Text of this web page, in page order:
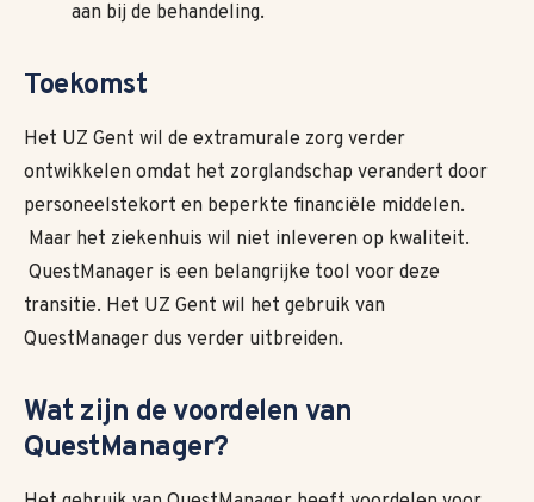
aan bij de behandeling.
Toekomst
Het UZ Gent wil de extramurale zorg verder
ontwikkelen omdat het zorglandschap verandert door
personeelstekort en beperkte financiële middelen.
Maar het ziekenhuis wil niet inleveren op kwaliteit.
QuestManager is een belangrijke tool voor deze
transitie. Het UZ Gent wil het gebruik van
QuestManager dus verder uitbreiden.
Wat zijn de voordelen van
QuestManager?